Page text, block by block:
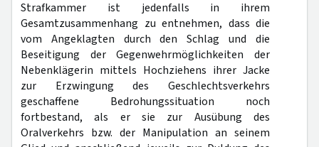
Strafkammer ist jedenfalls in ihrem
Gesamtzusammenhang zu entnehmen, dass die
vom Angeklagten durch den Schlag und die
Beseitigung der Gegenwehrmöglichkeiten der
Nebenklägerin mittels Hochziehens ihrer Jacke
zur Erzwingung des Geschlechtsverkehrs
geschaffene Bedrohungssituation noch
fortbestand, als er sie zur Ausübung des
Oralverkehrs bzw. der Manipulation an seinem